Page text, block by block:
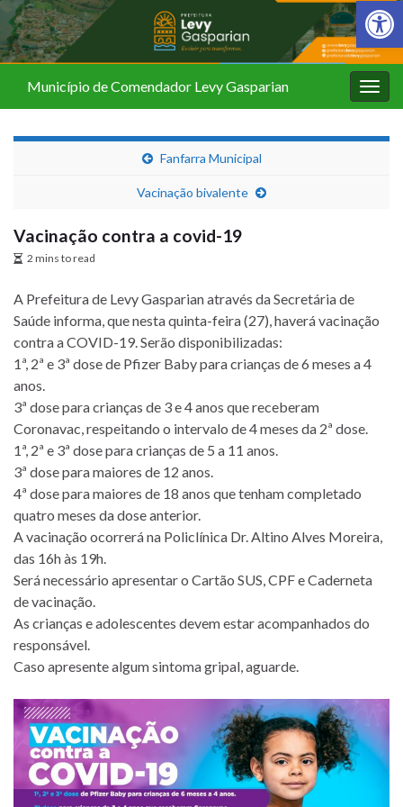
Barra de
Município de Comendador Levy Gasparian
Fanfarra Municipal
Vacinação bivalente
Vacinação contra a covid-19
2 mins to read
A Prefeitura de Levy Gasparian através da Secretária de
Saúde informa, que nesta quinta-feira (27), haverá vacinação
contra a COVID-19. Serão disponibilizadas:
1ª, 2ª e 3ª dose de Pfizer Baby para crianças de 6 meses a 4
anos.
3ª dose para crianças de 3 e 4 anos que receberam
Coronavac, respeitando o intervalo de 4 meses da 2ª dose.
1ª, 2ª e 3ª dose para crianças de 5 a 11 anos.
3ª dose para maiores de 12 anos.
4ª dose para maiores de 18 anos que tenham completado
quatro meses da dose anterior.
A vacinação ocorrerá na Policlínica Dr. Altino Alves Moreira,
das 16h às 19h.
Será necessário apresentar o Cartão SUS, CPF e Caderneta
de vacinação.
As crianças e adolescentes devem estar acompanhados do
responsável.
Caso apresente algum sintoma gripal, aguarde.